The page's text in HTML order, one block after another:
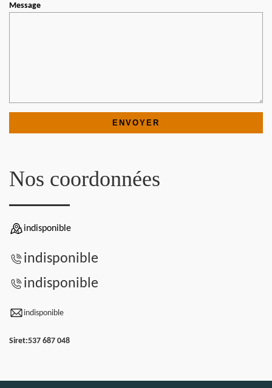
Message
Nos coordonnées
indisponible
indisponible
indisponible
indisponible
Siret:537 687 048